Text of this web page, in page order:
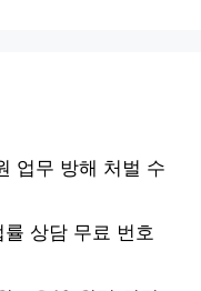
업무 방해 처벌 수
상담 무료 번호